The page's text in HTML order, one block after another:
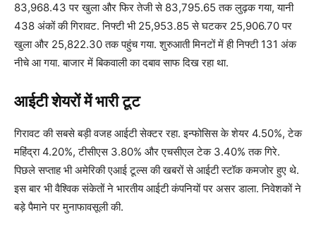
83,968.43 पर खुला और फिर तेजी से 83,795.65 तक लुढ़क गया, यानी
438 अंकों की गिरावट. निफ्टी भी 25,953.85 से घटकर 25,906.70 पर
खुला और 25,822.30 तक पहुंच गया. शुरुआती मिनटों में ही निफ्टी 131 अंक
नीचे आ गया. बाजार में बिकवाली का दबाव साफ दिख रहा था.
आईटी शेयरों में भारी टूट
गिरावट की सबसे बड़ी वजह आईटी सेक्टर रहा. इन्फोसिस के शेयर 4.50%, टेक
महिंद्रा 4.20%, टीसीएस 3.80% और एचसीएल टेक 3.40% तक गिरे.
पिछले सप्ताह भी अमेरिकी एआई टूल्स की खबरों से आईटी स्टॉक कमजोर हुए थे.
इस बार भी वैश्विक संकेतों ने भारतीय आईटी कंपनियों पर असर डाला. निवेशकों ने
बड़े पैमाने पर मुनाफावसूली की.